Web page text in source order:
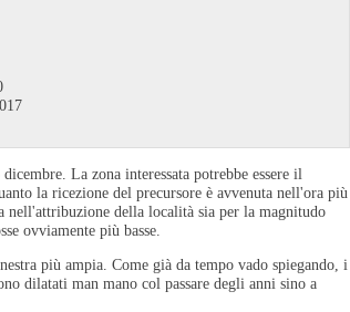
La zona interessata potrebbe essere il
la ricezione del precursore è avvenuta nell'ora più
nell'attribuzione della località sia per la magnitudo
ovviamente più basse.
più ampia. Come già da tempo vado spiegando, i
dilatati man mano col passare degli anni sino a